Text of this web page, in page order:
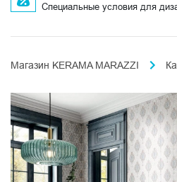
Специальные условия для
Магазин KERAMA MARAZZI